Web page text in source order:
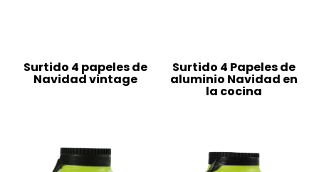
Surtido 4 papeles de
Navidad vintage
Surtido 4 Papeles de
aluminio Navidad en
la cocina